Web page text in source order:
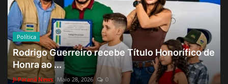
Política
Rodrigo Guerreiro recebe Título Honorífico de
Honra ao ...
Ji-Paraná News Maio 28, 2026 0